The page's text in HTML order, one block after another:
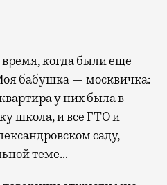
время, когда были еще
бабушка — москвичка:
у них была в
школа, и все ГТО и
саду,
теме…